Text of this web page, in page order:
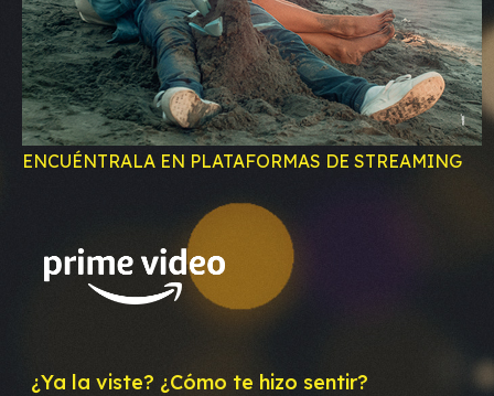
ENCUÉNTRALA EN PLATAFORMAS DE STREAMING
¿Ya la viste? ¿Cómo te hizo sentir?